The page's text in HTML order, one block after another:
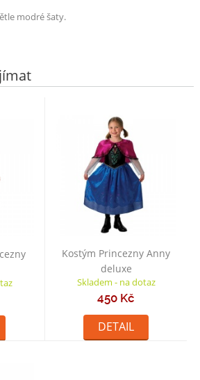
modré šaty.
Kostým Princezny Anny
deluxe
Skladem - na dotaz
450 Kč
DETAIL